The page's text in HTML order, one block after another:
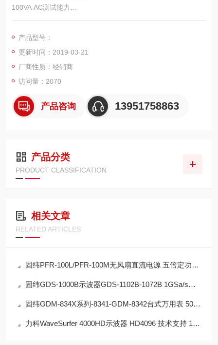
100VA AC测试能力
240&amp;#215;48冰蓝点阵LCD
ARC侦测
过零开启操作
使用PWM技术，提高测试效率和测试可靠性
重量轻，便于操作
产品型号：
更新时间：2019-03-21
厂商性质：经销商
访问量：2070
产品咨询 13951758863
产品分类
PRODUCT CLASSIFICATION
相关文章
RELATED ARTICLES
固纬PFR-100L/PFR-100M无风扇直流电源 五倍定功率输出 自然对流冷却设计
固纬GDS-1000B示波器GDS-1102B-1072B 1GSa/s最大实时采样率 256色阶显示
固纬GDM-834X系列-8341-GDM-8342台式万用表 50000位数VFD双显示屏
力科WaveSurfer 4000HD示波器 HD4096 技术支持 12 位垂直分辨率和 1 GHz